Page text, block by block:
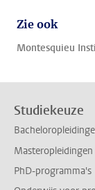
Zie ook
Montesquieu
Studiekeuze
Masteropleidingen
PhD-programma's